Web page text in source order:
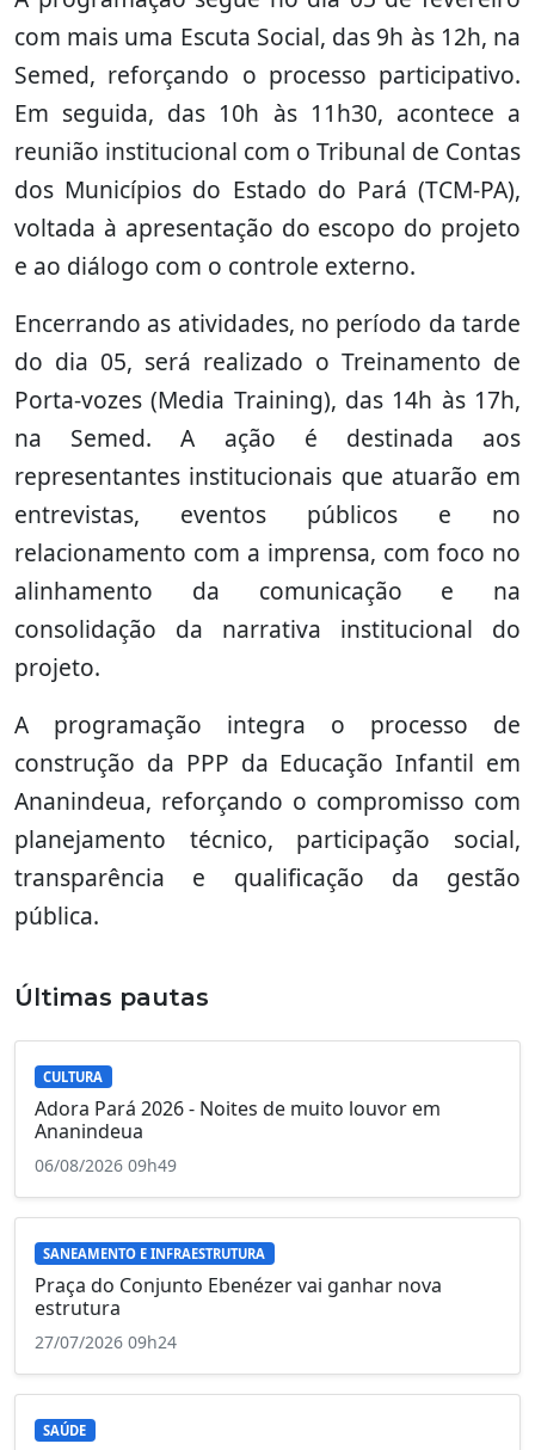
com mais uma Escuta Social, das 9h às 12h, na
Semed, reforçando o processo participativo.
Em seguida, das 10h às 11h30, acontece a
reunião institucional com o Tribunal de Contas
dos Municípios do Estado do Pará (TCM-PA),
voltada à apresentação do escopo do projeto
e ao diálogo com o controle externo.
Encerrando as atividades, no período da tarde
do dia 05, será realizado o Treinamento de
Porta-vozes (Media Training), das 14h às 17h,
na Semed. A ação é destinada aos
representantes institucionais que atuarão em
entrevistas, eventos públicos e no
relacionamento com a imprensa, com foco no
alinhamento da comunicação e na
consolidação da narrativa institucional do
projeto.
A programação integra o processo de
construção da PPP da Educação Infantil em
Ananindeua, reforçando o compromisso com
planejamento técnico, participação social,
transparência e qualificação da gestão
pública.
Últimas pautas
CULTURA
Adora Pará 2026 - Noites de muito louvor em
Ananindeua
06/08/2026 09h49
SANEAMENTO E INFRAESTRUTURA
Praça do Conjunto Ebenézer vai ganhar nova
estrutura
27/07/2026 09h24
SAÚDE